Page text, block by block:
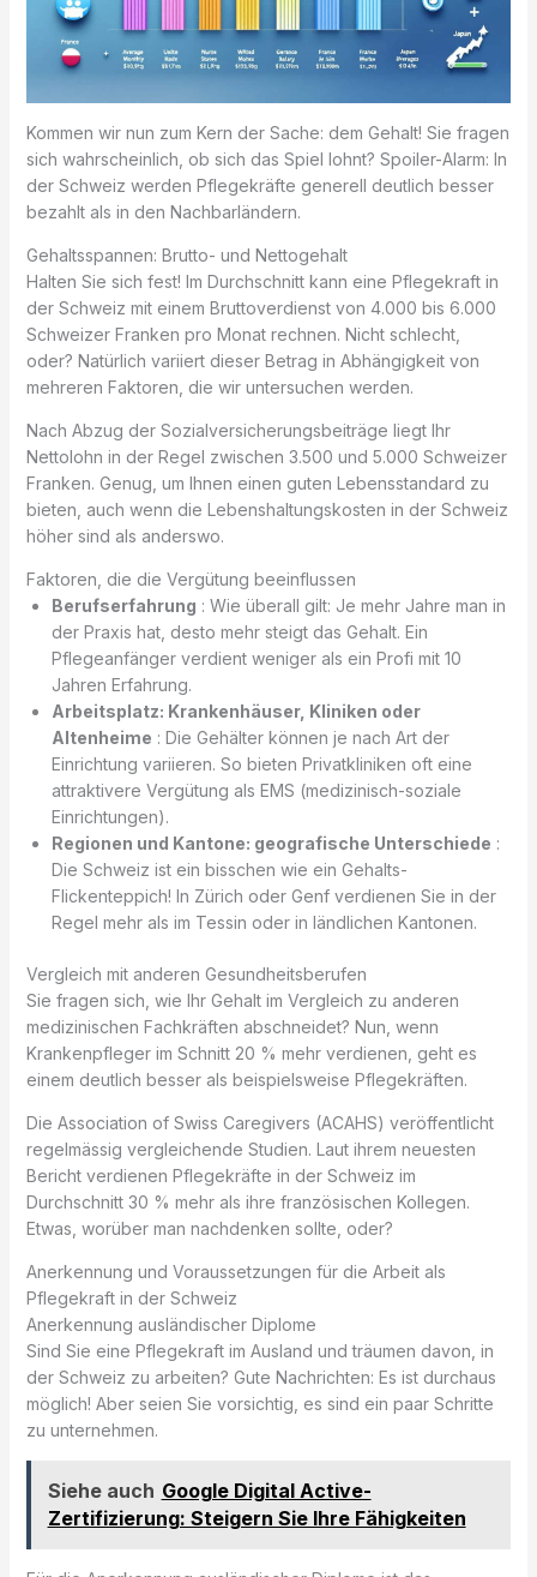
Kommen wir nun zum Kern der Sache: dem Gehalt! Sie fragen
sich wahrscheinlich, ob sich das Spiel lohnt? Spoiler-Alarm: In
der Schweiz werden Pflegekräfte generell deutlich besser
bezahlt als in den Nachbarländern.
Gehaltsspannen: Brutto- und Nettogehalt
Halten Sie sich fest! Im Durchschnitt kann eine Pflegekraft in
der Schweiz mit einem Bruttoverdienst von 4.000 bis 6.000
Schweizer Franken pro Monat rechnen. Nicht schlecht,
oder? Natürlich variiert dieser Betrag in Abhängigkeit von
mehreren Faktoren, die wir untersuchen werden.
Nach Abzug der Sozialversicherungsbeiträge liegt Ihr
Nettolohn in der Regel zwischen 3.500 und 5.000 Schweizer
Franken. Genug, um Ihnen einen guten Lebensstandard zu
bieten, auch wenn die Lebenshaltungskosten in der Schweiz
höher sind als anderswo.
Faktoren, die die Vergütung beeinflussen
Berufserfahrung : Wie überall gilt: Je mehr Jahre man in
der Praxis hat, desto mehr steigt das Gehalt. Ein
Pflegeanfänger verdient weniger als ein Profi mit 10
Jahren Erfahrung.
Arbeitsplatz: Krankenhäuser, Kliniken oder
Altenheime : Die Gehälter können je nach Art der
Einrichtung variieren. So bieten Privatkliniken oft eine
attraktivere Vergütung als EMS (medizinisch-soziale
Einrichtungen).
Regionen und Kantone: geografische Unterschiede :
Die Schweiz ist ein bisschen wie ein Gehalts-
Flickenteppich! In Zürich oder Genf verdienen Sie in der
Regel mehr als im Tessin oder in ländlichen Kantonen.
Vergleich mit anderen Gesundheitsberufen
Sie fragen sich, wie Ihr Gehalt im Vergleich zu anderen
medizinischen Fachkräften abschneidet? Nun, wenn
Krankenpfleger im Schnitt 20 % mehr verdienen, geht es
einem deutlich besser als beispielsweise Pflegekräften.
Die Association of Swiss Caregivers (ACAHS) veröffentlicht
regelmässig vergleichende Studien. Laut ihrem neuesten
Bericht verdienen Pflegekräfte in der Schweiz im
Durchschnitt 30 % mehr als ihre französischen Kollegen.
Etwas, worüber man nachdenken sollte, oder?
Anerkennung und Voraussetzungen für die Arbeit als
Pflegekraft in der Schweiz
Anerkennung ausländischer Diplome
Sind Sie eine Pflegekraft im Ausland und träumen davon, in
der Schweiz zu arbeiten? Gute Nachrichten: Es ist durchaus
möglich! Aber seien Sie vorsichtig, es sind ein paar Schritte
zu unternehmen.
Siehe auch Google Digital Active-
Zertifizierung: Steigern Sie Ihre Fähigkeiten